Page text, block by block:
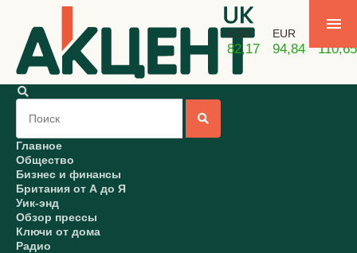
USD
82,17
EUR
94,84 110,65
Главное
Общество
Бизнес и финансы
Британия от А до Я
Уик-энд
Обзор прессы
Ключи от дома
Радио